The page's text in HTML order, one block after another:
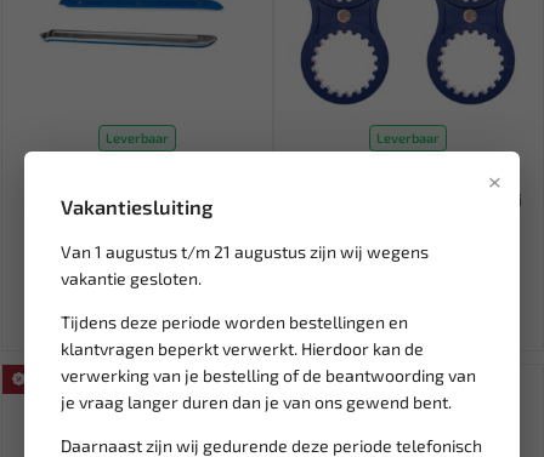
×
Vakantiesluiting
Van 1 augustus t/m 21 augustus zijn wij wegens
vakantie gesloten.
Tijdens deze periode worden bestellingen en
klantvragen beperkt verwerkt. Hierdoor kan de
verwerking van je bestelling of de beantwoording van
je vraag langer duren dan je van ons gewend bent.
Daarnaast zijn wij gedurende deze periode telefonisch
Leverbaar
500 mm met
kunststofbesche...
21,50
25,29
Ex. btw: € 17,77
Leverbaar
BGS Nokkenastandwiel
blokkeergereedschap Ducati
29,99
35,28
SALE! SALE!